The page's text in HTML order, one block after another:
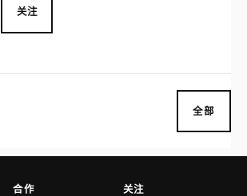
关注
全部
合作 关注